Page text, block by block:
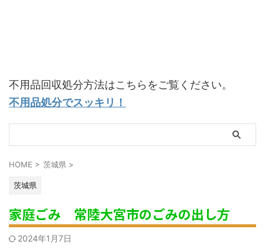
不用品回収処分方法はこちらをご覧ください。
不用品処分でスッキリ！
HOME > 茨城県 >
茨城県
家庭ごみ 常陸大宮市のごみの出し方
2024年1月7日